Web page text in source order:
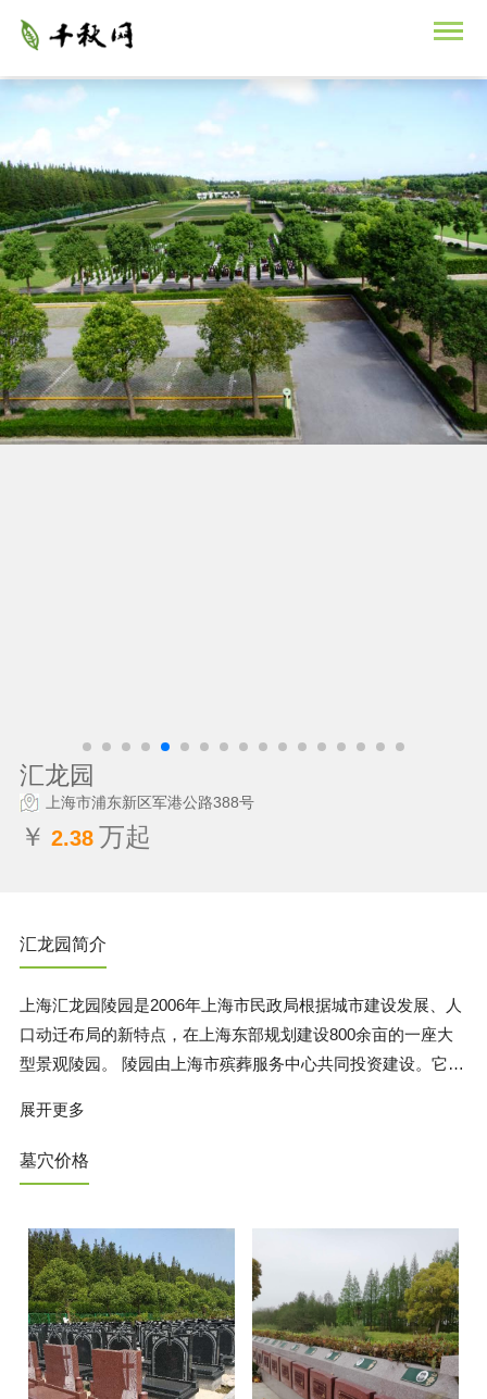
汇龙园
上海市浦东新区军港公路388号
￥ 2.38 万起
汇龙园简介
上海汇龙园陵园是2006年上海市民政局根据城市建设发展、人
口动迁布局的新特点，在上海东部规划建设800余亩的一座大
型景观陵园。 陵园由上海市殡葬服务中心共同投资建设。它位
鲜花港，是难得的福祉。 以星空图布局的汇龙园陵园以"圆"为
支点，处处体现着人文关怀的理念。陵园用"太阳"、"地球"等天
文名称定义，营造一种"天人合一"的意境；直径约100米的圆形
相伴看日落的夕阳，那缕缕金色的光芒让人倍感生生不息的希
望。在这里，我们用贴心的服务温暖着每一位客户，声声祈愿
伴随着生命的重返自然，抵达融合和圆满，这就是人世间美好
的祝愿与祝福。 随着浦东的新一轮大开发，现代化交通网络的
不断建设和完善，市政配套工程的开发建设和不断深入，交通
便利的特点将日益明显。 投资超过2亿元的汇龙园，是一座具
展开更多
墓穴价格